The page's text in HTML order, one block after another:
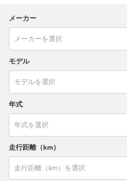
メーカー
モデル
年式
走行距離（km）